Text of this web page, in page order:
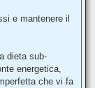
e mantenere il
dieta sub-
energetica,
che vi fa